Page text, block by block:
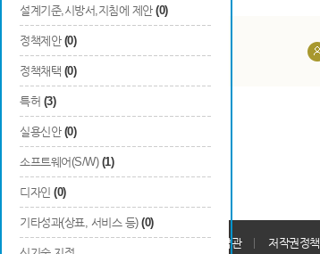
설계기준,시방서,지침에 제안 (0)
정책제안 (0)
정책채택 (0)
특허 (3)
실용신안 (0)
소프트웨어(S/W) (1)
디자인 (0)
기타성과(상표, 서비스 등) (0)
담당부서 해당 사업실
개인정보처리방침 회원가입약관 저작권정책